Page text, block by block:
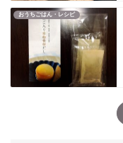
おうちごはん・レシピ